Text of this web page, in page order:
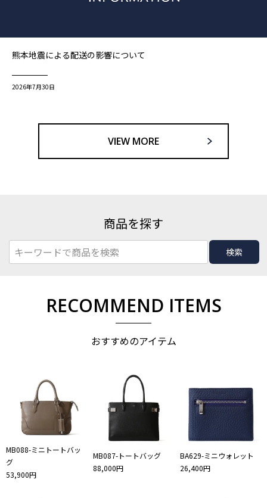
熊本地震による配送の影響について
2026年7月30日
VIEW MORE
商品を探す
検索
RECOMMEND ITEMS
おすすめのアイテム
MB088-ミニトートバッ
グ
53,900円
MB087-トートバッグ
88,000円
BA629-ミニウォレット
26,400円